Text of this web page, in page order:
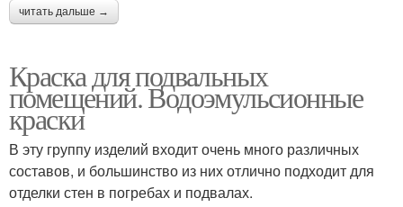
читать дальше →
Краска для подвальных
помещений. Водоэмульсионные
краски
В эту группу изделий входит очень много различных
составов, и большинство из них отлично подходит для
отделки стен в погребах и подвалах.